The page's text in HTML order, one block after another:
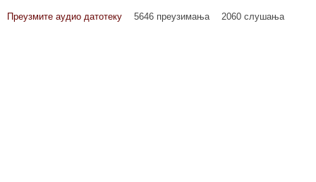
Преузмите аудио датотеку 5646 преузимања 2060 слушања